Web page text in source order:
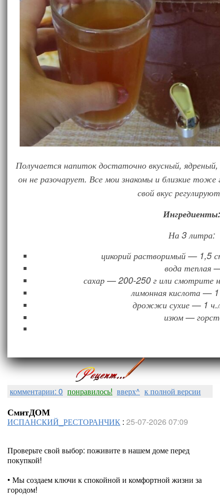
Получается напиток достаточно вкусный,
он не разочарует. Все мои знакомы и близкие
свой вкус
Ингредиенты:
На 3 литра:
цикорий растворимый — 1,5
вода теплая
сахар — 200-250 г или смотрите
лимонная кислота — 1
дрожжи сухие — 1 ч.л
изюм —
комментарии: 0 понравилось! вверх^ к полной версии
СмитДОМ
ИСПАНСКИЙ_РЕСТОРАНЧИК : 25-07-2026 07:09
Проверьте свой выбор: поживите в нашем доме перед
покупкой!
• Мы создаем ключи к спокойной и комфортной жизни за
городом!